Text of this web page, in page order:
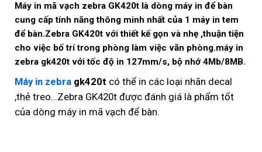
Máy in mã vạch zebra GK420t là dòng máy in để bàn
cung cấp tính năng thông minh nhất của 1 máy in tem
để bàn.Zebra GK420t với thiết kế gọn và nhẹ ,thuận tiện
cho việc bố trí trong phòng làm việc văn phòng.máy in
zebra gk420t với tốc độ in 127mm/s, bộ nhớ 4Mb/8MB.
Máy in zebra gk420t có thể in các loại nhãn decal
,thẻ treo…Zebra GK420t được đánh giá là phẩm tốt
của dòng máy in mã vạch để bàn.